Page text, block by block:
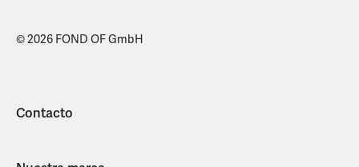
© 2026 FOND OF GmbH
Contacto